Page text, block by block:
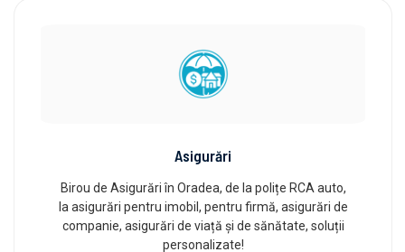
Asigurări
Birou de Asigurări în Oradea, de la polițe RCA auto,
la asigurări pentru imobil, pentru firmă, asigurări de
companie, asigurări de viață și de sănătate, soluții
personalizate!